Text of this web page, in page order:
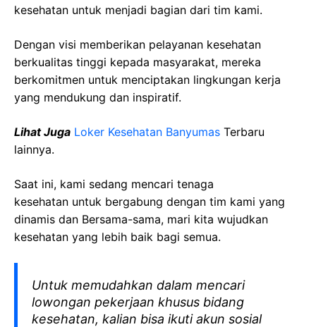
kesehatan untuk menjadi bagian dari tim kami.
Dengan visi memberikan pelayanan kesehatan
berkualitas tinggi kepada masyarakat, mereka
berkomitmen untuk menciptakan lingkungan kerja
yang mendukung dan inspiratif.
Lihat Juga Loker Kesehatan Banyumas Terbaru
lainnya.
Saat ini, kami sedang mencari tenaga
kesehatan untuk bergabung dengan tim kami yang
dinamis dan Bersama-sama, mari kita wujudkan
kesehatan yang lebih baik bagi semua.
Untuk memudahkan dalam mencari
lowongan pekerjaan khusus bidang
kesehatan, kalian bisa ikuti akun sosial